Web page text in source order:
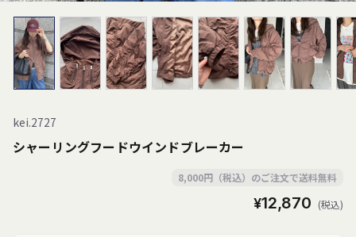
kei.2727
シャーリングフードウインドブレーカー
8,000円（税込）のご注文で送料無料
通¥12,870 (税込)